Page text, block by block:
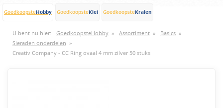
GoedkoopsteHobby GoedkoopsteKlei GoedkoopsteKralen
U bent nu hier: GoedkoopsteHobby » Assortiment » Basics »
Sieraden onderdelen »
Creativ Company - CC Ring ovaal 4 mm zilver 50 stuks